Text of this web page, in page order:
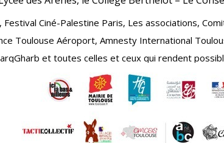
Ciné-Palestine Paris, Les associations,
Toulouse Aéroport, Amnesty International
et toutes celles et ceux qui rendent